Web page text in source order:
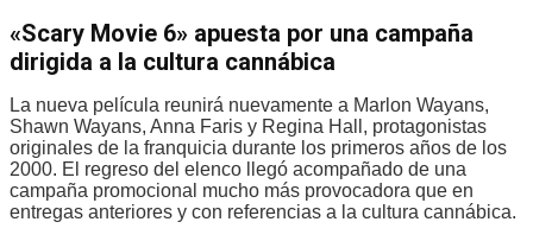
«Scary Movie 6» apuesta por una campaña
dirigida a la cultura cannábica
La nueva película reunirá nuevamente a Marlon Wayans,
Shawn Wayans, Anna Faris y Regina Hall, protagonistas
originales de la franquicia durante los primeros años de los
2000. El regreso del elenco llegó acompañado de una
campaña promocional mucho más provocadora que en
entregas anteriores y con referencias a la cultura cannábica.